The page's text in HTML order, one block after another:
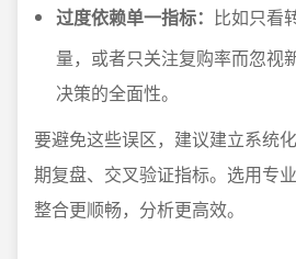
过度依赖单一指标： 比如只看
量，或者只关注复购率而忽视
决策的全面性。
要避免这些误区，建议建立系统
期复盘、交叉验证指标。选用专
整合更顺畅，分析更高效。